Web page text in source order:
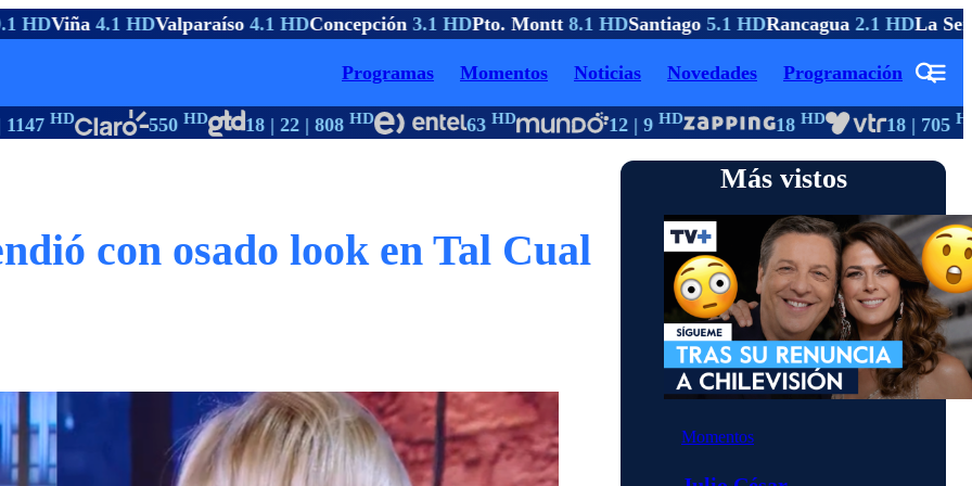
HDViña4.1 HDValparaíso4.1 HDConcepción3.1 HDPto. Montt8.1 HDSantiago5.1 HDRancagua2.1 HDLa
Programas Momentos Noticias Novedades Programación
HD 550HD 18 | 22 | 808HD 63HD 12 | 9 HD 18HD 18 | 705HD
con osado look en Tal Cual
Más vistos
Momentos